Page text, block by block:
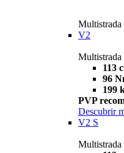
Multistrada
V2
Multistrada
113
96
199
PVP
Descubrir
V2 S
Multistrada